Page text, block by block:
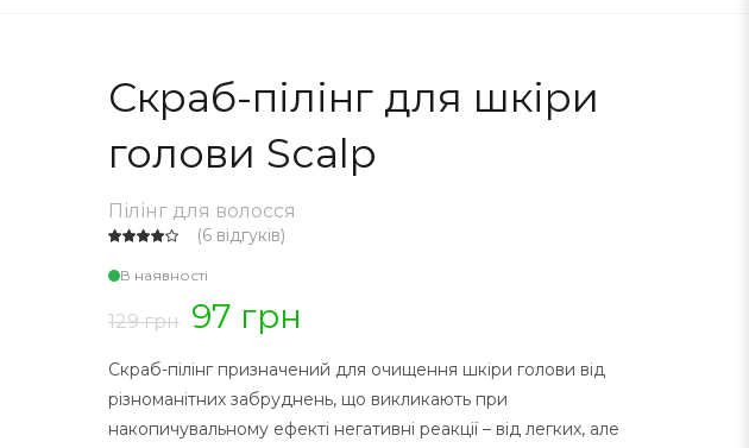
Скраб-пілінг для шкіри
голови Scalp
Пілінг для волосся
(6 відгуків)
В наявності
129 грн 97 грн
Скраб-пілінг призначений для очищення шкіри голови від
різноманітних забруднень, що викликають при
накопичувальному ефекті негативні реакції – від легких, але